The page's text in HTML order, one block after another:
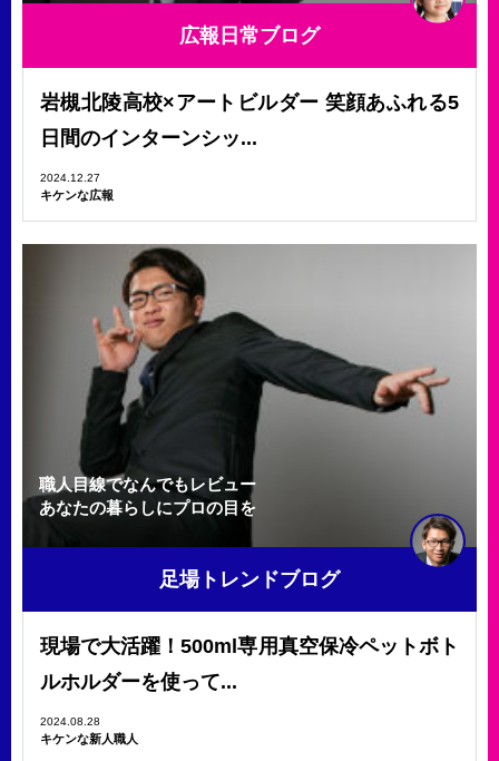
広報日常ブログ
岩槻北陵高校×アートビルダー 笑顔あふれる5
日間のインターンシッ...
2024.12.27
キケンな広報
職人目線でなんでもレビュー
あなたの暮らしにプロの目を
足場トレンドブログ
現場で大活躍！500ml専用真空保冷ペットボト
ルホルダーを使って...
2024.08.28
キケンな新人職人